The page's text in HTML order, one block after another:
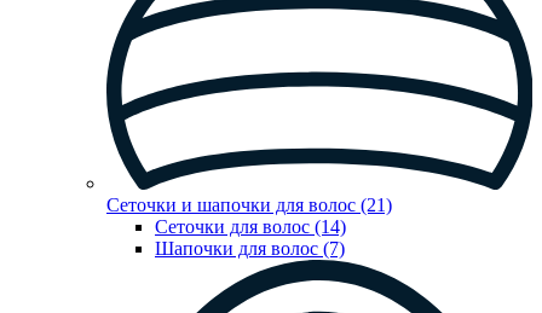
Сеточки и шапочки для волос (21)
Сеточки для волос (14)
Шапочки для волос (7)